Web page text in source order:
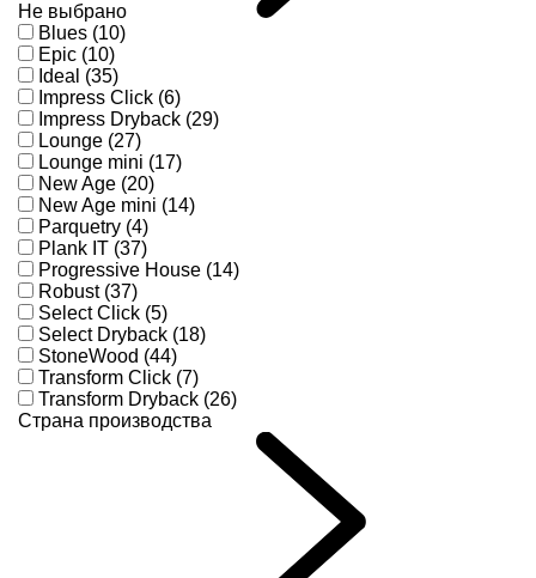
Не выбрано
Blues (10)
Epic (10)
Ideal (35)
Impress Click (6)
Impress Dryback (29)
Lounge (27)
Lounge mini (17)
New Age (20)
New Age mini (14)
Parquetry (4)
Plank IT (37)
Progressive House (14)
Robust (37)
Select Click (5)
Select Dryback (18)
StoneWood (44)
Transform Click (7)
Transform Dryback (26)
Страна производства